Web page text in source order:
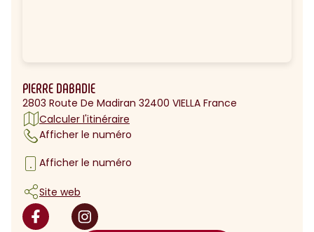
PIERRE DABADIE
2803 Route De Madiran 32400 VIELLA France
Calculer l'itinéraire
Afficher le numéro
Afficher le numéro
Site web